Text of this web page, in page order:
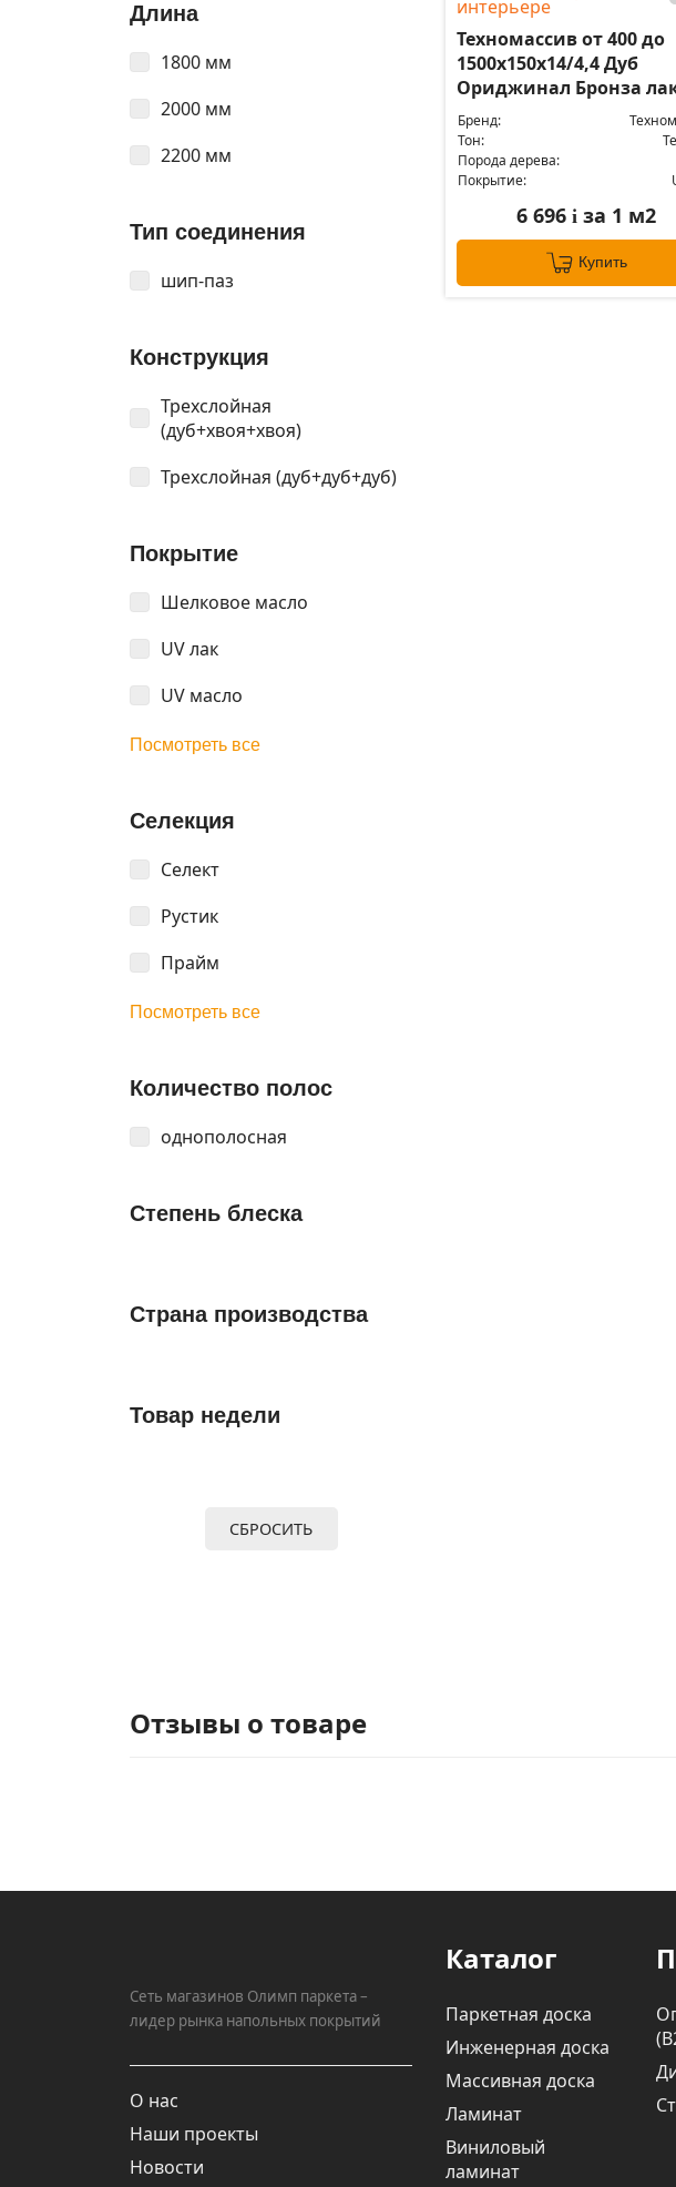
Длина
1800 мм
2000 мм
2200 мм
Тип соединения
шип-паз
Конструкция
Трехслойная
(дуб+хвоя+хвоя)
Трехслойная (дуб+дуб+дуб)
Покрытие
Шелковое масло
UV лак
UV масло
Посмотреть все
Селекция
Селект
Рустик
Прайм
Посмотреть все
Количество полос
однополосная
Степень блеска
Страна производства
Товар недели
СБРОСИТЬ
Техномассив от 400 до
1500х150х14/4,4 Дуб
Ориджинал Бронза
Бренд:
Тон:
Порода дерева:
Покрытие:
6 696i за 1 м2
Купить
Отзывы о товаре
Сеть магазинов Олимп паркета –
лидер рынка напольных покрытий
О нас
Наши проекты
Новости
Каталог
Паркетная доска
Инженерная доска
Массивная доска
Ламинат
Виниловый
ламинат